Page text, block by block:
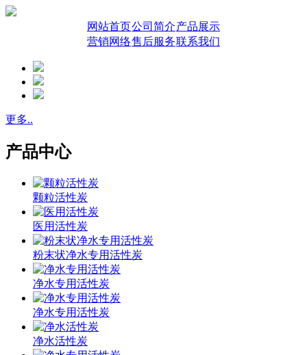
网站首页公司简介产品展示
营销网络售后服务联系我们
更多..
产品中心
颗粒活性炭
医用活性炭
粉末状净水专用活性炭
净水专用活性炭
净水专用活性炭
净水活性炭